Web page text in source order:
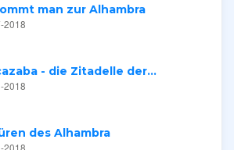
man zur Alhambra
2018
- die Zitadelle der...
2018
des Alhambra
2018